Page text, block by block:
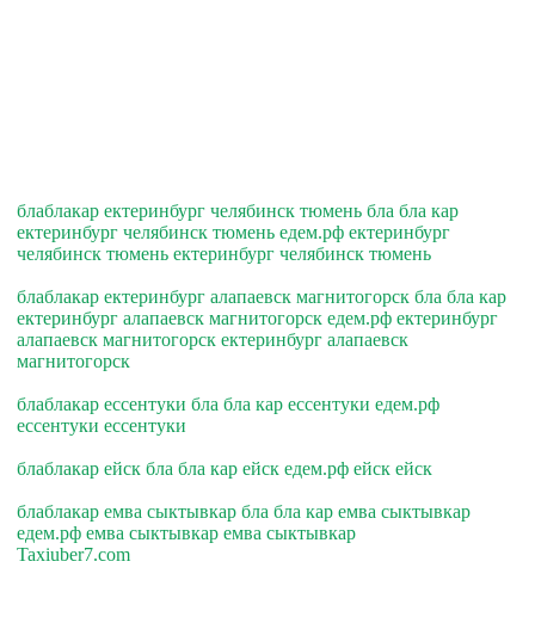
блаблакар ектеринбург челябинск тюмень бла бла кар
ектеринбург челябинск тюмень едем.рф ектеринбург
челябинск тюмень ектеринбург челябинск тюмень
блаблакар ектеринбург алапаевск магнитогорск бла бла кар
ектеринбург алапаевск магнитогорск едем.рф ектеринбург
алапаевск магнитогорск ектеринбург алапаевск
магнитогорск
блаблакар ессентуки бла бла кар ессентуки едем.рф
ессентуки ессентуки
блаблакар ейск бла бла кар ейск едем.рф ейск ейск
блаблакар емва сыктывкар бла бла кар емва сыктывкар
едем.рф емва сыктывкар емва сыктывкар
Taxiuber7.com